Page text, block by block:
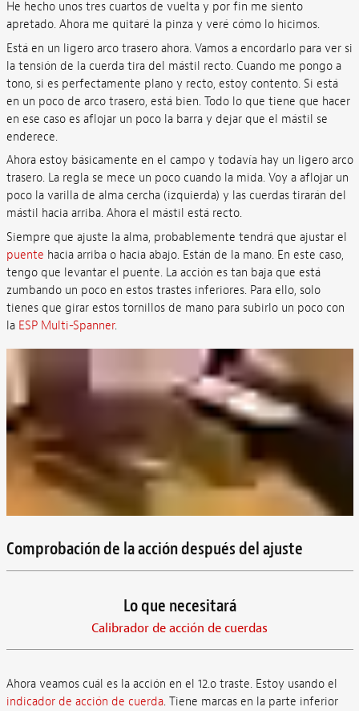
He hecho unos tres cuartos de vuelta y por fin me siento
apretado. Ahora me quitaré la pinza y veré cómo lo hicimos.
Está en un ligero arco trasero ahora. Vamos a encordarlo para ver si
la tensión de la cuerda tira del mástil recto. Cuando me pongo a
tono, si es perfectamente plano y recto, estoy contento. Si está
en un poco de arco trasero, está bien. Todo lo que tiene que hacer
en ese caso es aflojar un poco la barra y dejar que el mástil se
enderece.
Ahora estoy básicamente en el campo y todavía hay un ligero arco
trasero. La regla se mece un poco cuando la mida. Voy a aflojar un
poco la varilla de alma cercha (izquierda) y las cuerdas tirarán del
mástil hacia arriba. Ahora el mástil está recto.
Siempre que ajuste la alma, probablemente tendrá que ajustar el
puente hacia arriba o hacia abajo. Están de la mano. En este caso,
tengo que levantar el puente. La acción es tan baja que está
zumbando un poco en estos trastes inferiores. Para ello, solo
tienes que girar estos tornillos de mano para subirlo un poco con
la ESP Multi-Spanner.
Comprobación de la acción después del ajuste
Lo que necesitará
Calibrador de acción de cuerdas
Ahora veamos cuál es la acción en el 12.o traste. Estoy usando el
indicador de acción de cuerda. Tiene marcas en la parte inferior